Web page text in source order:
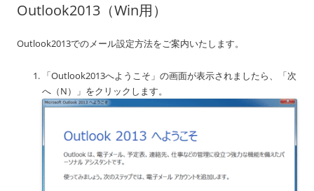
Outlook2013（Win用）
Outlook2013でのメール設定方法をご案内いたします。
「Outlook2013へようこそ」の画面が表示されましたら、「次
へ（N）」をクリックします。